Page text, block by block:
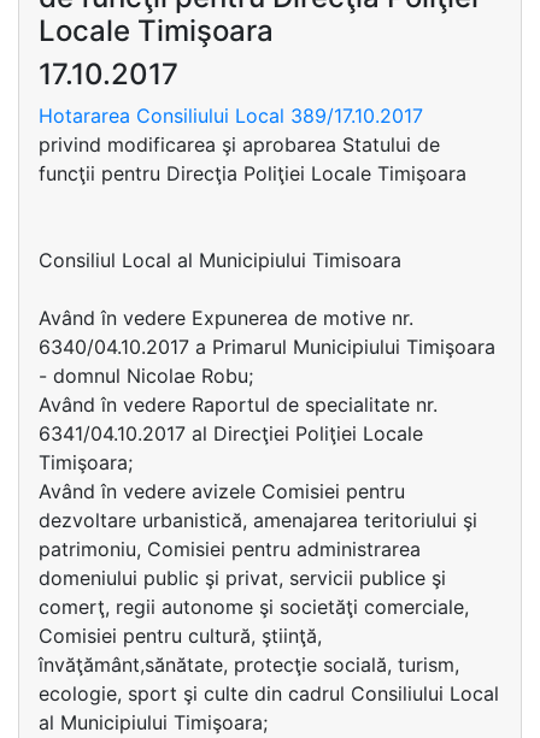
Locale Timişoara
17.10.2017
Hotararea Consiliului Local 389/17.10.2017
privind modificarea şi aprobarea Statului de
funcţii pentru Direcţia Poliţiei Locale Timişoara
Consiliul Local al Municipiului Timisoara
Având în vedere Expunerea de motive nr.
6340/04.10.2017 a Primarul Municipiului Timişoara
- domnul Nicolae Robu;
Având în vedere Raportul de specialitate nr.
6341/04.10.2017 al Direcţiei Poliţiei Locale
Timişoara;
Având în vedere avizele Comisiei pentru
dezvoltare urbanistică, amenajarea teritoriului şi
patrimoniu, Comisiei pentru administrarea
domeniului public şi privat, servicii publice şi
comerţ, regii autonome şi societăţi comerciale,
Comisiei pentru cultură, ştiinţă,
învăţământ,sănătate, protecţie socială, turism,
ecologie, sport şi culte din cadrul Consiliului Local
al Municipiului Timişoara;